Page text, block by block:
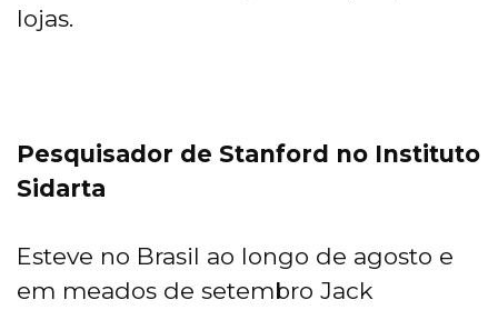
lojas.
Pesquisador de Stanford no Instituto
Sidarta
Esteve no Brasil ao longo de agosto e
em meados de setembro Jack